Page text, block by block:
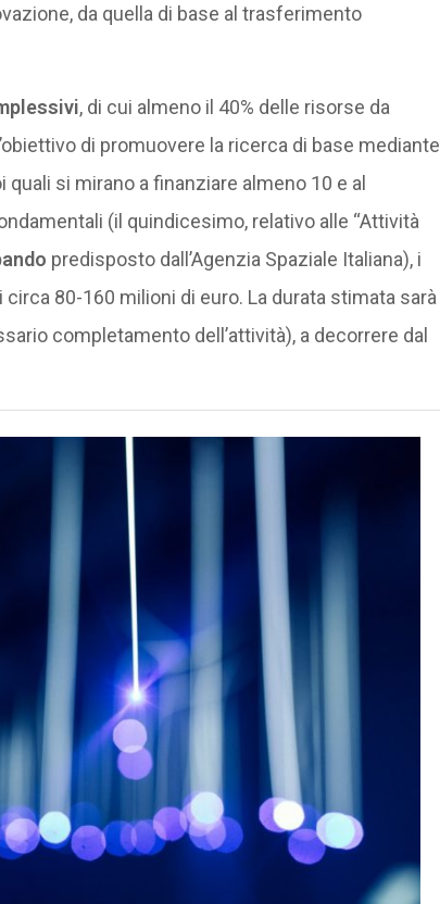
da quella di base al trasferimento
, di cui almeno il 40% delle risorse da
di promuovere la ricerca di base mediante
si mirano a finanziare almeno 10 e al
(il quindicesimo, relativo alle “Attività
predisposto dall’Agenzia Spaziale Italiana), i
80-160 milioni di euro. La durata stimata sarà
completamento dell’attività), a decorrere dal